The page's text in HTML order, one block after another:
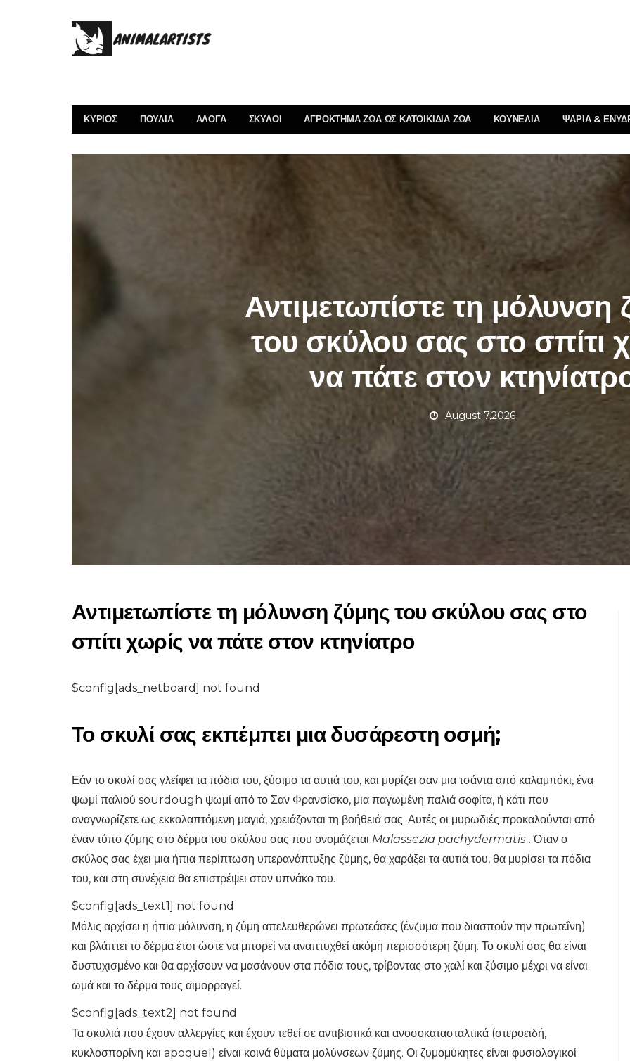
ΚΎΡΙΟΣ ΠΟΥΛΙΆ ΑΛΟΓΑ ΣΚΎΛΟΙ ΑΓΡΌΚΤΗΜΑ ΖΏΑ ΩΣ ΚΑΤΟΙΚΊΔΙΑ ΖΏΑ ΚΟΥΝΈΛΙΑ ΨΆΡΙΑ &
Αντιμετωπίστε τη μόλυνση
του σκύλου σας στο σπίτι
να πάτε στον
August 7,2026
Αντιμετωπίστε τη μόλυνση ζύμης του σκύλου σας στο
σπίτι χωρίς να πάτε στον κτηνίατρο
$config[ads_netboard] not found
Το σκυλί σας εκπέμπει μια δυσάρεστη οσμή;
Εάν το σκυλί σας γλείφει τα πόδια του, ξύσιμο τα αυτιά του, και μυρίζει σαν μια τσάντα από καλαμπόκι, ένα
ψωμί παλιού sourdough ψωμί από το Σαν Φρανσίσκο, μια παγωμένη παλιά σοφίτα, ή κάτι που
αναγνωρίζετε ως εκκολαπτόμενη μαγιά, χρειάζονται τη βοήθειά σας. Αυτές οι μυρωδιές προκαλούνται από
έναν τύπο ζύμης στο δέρμα του σκύλου σας που ονομάζεται Malassezia pachydermatis . Όταν ο
σκύλος σας έχει μια ήπια περίπτωση υπερανάπτυξης ζύμης, θα χαράξει τα αυτιά του, θα μυρίσει τα πόδια
του, και στη συνέχεια θα επιστρέψει στον υπνάκο του.
$config[ads_text1] not found
Μόλις αρχίσει η ήπια μόλυνση, η ζύμη απελευθερώνει πρωτεάσες (ένζυμα που διασπούν την πρωτεΐνη)
και βλάπτει το δέρμα έτσι ώστε να μπορεί να αναπτυχθεί ακόμη περισσότερη ζύμη. Το σκυλί σας θα είναι
δυστυχισμένο και θα αρχίσουν να μασάνουν στα πόδια τους, τρίβοντας στο χαλί και ξύσιμο μέχρι να είναι
ωμά και το δέρμα τους αιμορραγεί.
$config[ads_text2] not found
Τα σκυλιά που έχουν αλλεργίες και έχουν τεθεί σε αντιβιοτικά και ανοσοκατασταλτικά (στεροειδή,
κυκλοσπορίνη και apoquel) είναι κοινά θύματα μολύνσεων ζύμης. Οι ζυμομύκητες είναι φυσιολογικοί
Γεγονότα σχετικά με τις
ετικέτες δέρματος στα
απομάκρυνσή τους
7,2026
Γιατί ο σκύλος μου
πάντα;
7,2026